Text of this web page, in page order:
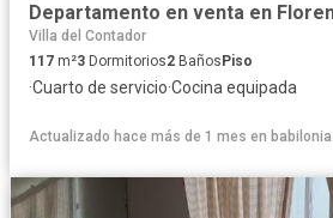
Villa del Contador
117 m²3 Dormitorios2 Baños Piso
·Cuarto de servicio·Cocina equipada
Actualizado hace más de 1 mes en babilonia